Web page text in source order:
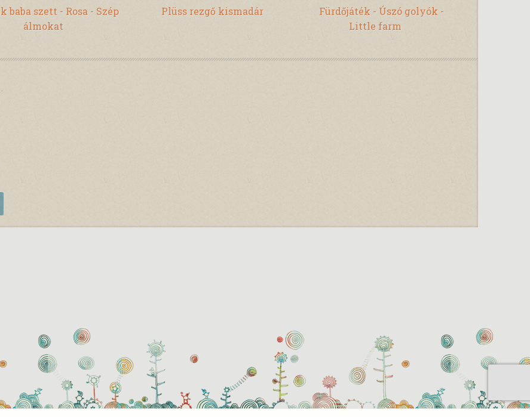
baba szett - Rosa - Szép
álmokat
Plüss rezgő kismadár
Fürdőjáték - Úszó golyók -
Little farm